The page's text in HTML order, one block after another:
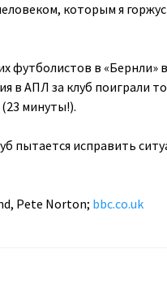
которым я
футболистов в «Бернли»
в АПЛ за клуб поиграли
минуты!).
пытается исправить
Pete Norton; bbc.co.uk